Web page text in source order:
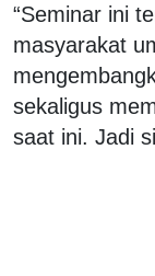
“Seminar ini
masyarakat
sekaligus
saat ini. Jadi